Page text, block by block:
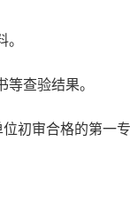
查验结果。
初审合格的第一